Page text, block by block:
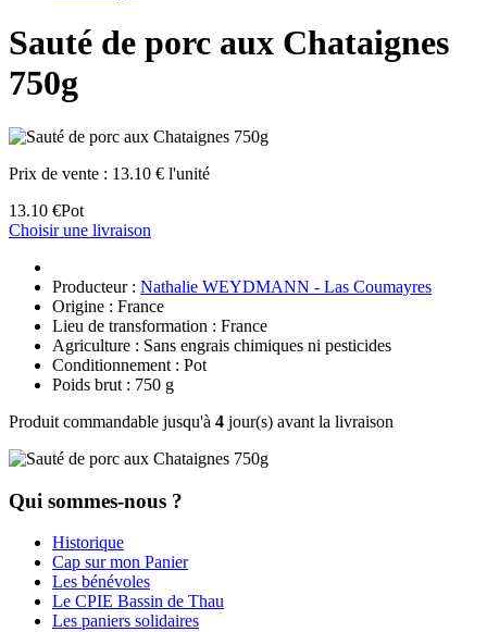
Sauté de porc aux Chataignes
750g
Prix de vente : 13.10 € l'unité
13.10 €Pot
Choisir une livraison
Producteur : Nathalie WEYDMANN - Las Coumayres
Origine : France
Lieu de transformation : France
Agriculture : Sans engrais chimiques ni pesticides
Conditionnement : Pot
Poids brut : 750 g
Produit commandable jusqu'à 4 jour(s) avant la livraison
Qui sommes-nous ?
Historique
Cap sur mon Panier
Les bénévoles
Le CPIE Bassin de Thau
Les paniers solidaires